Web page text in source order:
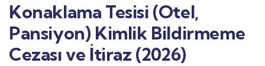
Konaklama Tesisi (Otel,
Pansiyon) Kimlik Bildirmeme
Cezası ve İtiraz (2026)